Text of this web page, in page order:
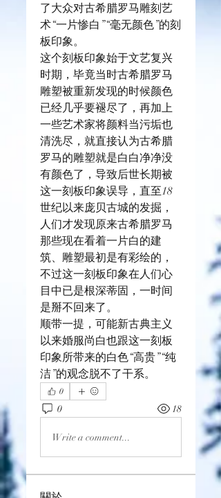
了大众对古希腊罗马雕刻艺
术“一片惨白”“毫无颜色”的刻
板印象。
这个刻板印象始于文艺复兴
时期，毕竟当时古希腊罗马
雕塑被重新发现的时候颜色
已经几乎要褪尽了，再加上
一些艺术家将颜料当污垢也
清洗尽，就直接认为古希腊
罗马的雕塑就是白白净净没
有颜色了，导致后世长期被
这一刻板印象误导，直至18
世纪以来庞贝古城的发掘，
人们才发现原来古希腊罗马
那些现在看着一片白的建
筑、雕塑最初是有彩绘的，
不过这一刻板印象在人们心
目中已是根深蒂固，一时间
是掰不回来了。
顺带一提，可能新古典主义
以来婚服尚白也跟这一刻板
印象所带来的白色“高贵”“纯
洁”的观念脱不了干系。
0
0 18
Write a comment...